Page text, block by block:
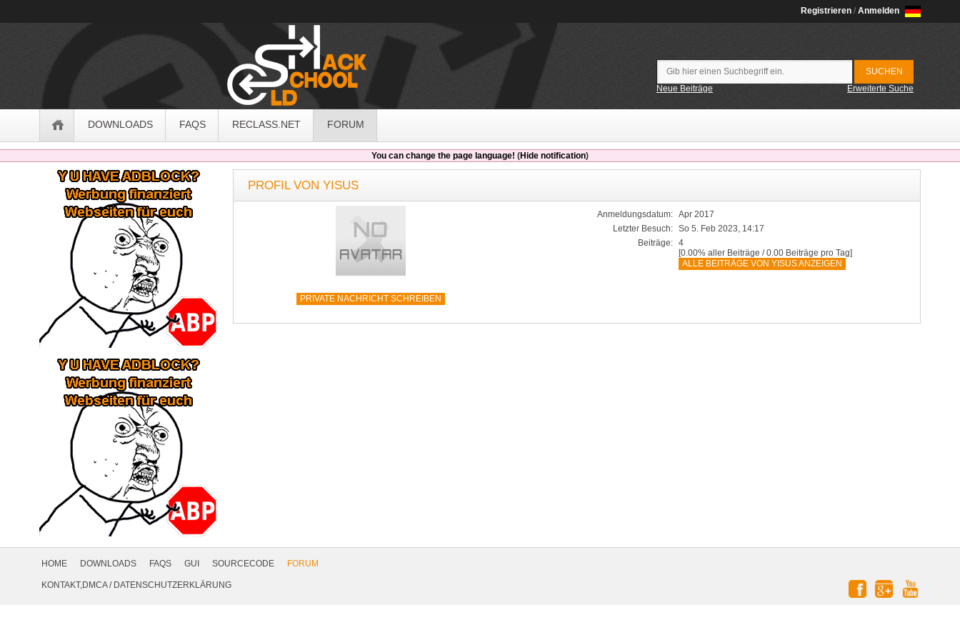
Registrieren / Anmelden
Neue Beiträge Erweiterte Suche
DOWNLOADS FAQS RECLASS.NET FORUM
You can change the page language! (Hide notification)
PROFIL VON YISUS
PRIVATE NACHRICHT SCHREIBEN
Anmeldungsdatum: Apr 2017
Letzter Besuch: So 5. Feb 2023, 14:17
Beiträge: 4
[0.00% aller Beiträge / 0.00 Beiträge pro Tag]
ALLE BEITRÄGE VON YISUS ANZEIGEN
Sidebar
NavigationHOME DOWNLOADS FAQS GUI SOURCECODE
FORUM
KONTAKT,DMCA/ DATENSCHUTZERKLÄRUNG